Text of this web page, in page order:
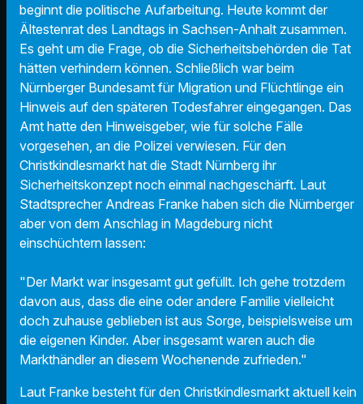
beginnt die politische Aufarbeitung. Heute kommt der
Ältestenrat des Landtags in Sachsen-Anhalt zusammen.
Es geht um die Frage, ob die Sicherheitsbehörden die Tat
hätten verhindern können. Schließlich war beim
Nürnberger Bundesamt für Migration und Flüchtlinge ein
Hinweis auf den späteren Todesfahrer eingegangen. Das
Amt hatte den Hinweisgeber, wie für solche Fälle
vorgesehen, an die Polizei verwiesen. Für den
Christkindlesmarkt hat die Stadt Nürnberg ihr
Sicherheitskonzept noch einmal nachgeschärft. Laut
Stadtsprecher Andreas Franke haben sich die Nürnberger
aber von dem Anschlag in Magdeburg nicht
einschüchtern lassen:
"Der Markt war insgesamt gut gefüllt. Ich gehe trotzdem
davon aus, dass die eine oder andere Familie vielleicht
doch zuhause geblieben ist aus Sorge, beispielsweise um
die eigenen Kinder. Aber insgesamt waren auch die
Markthändler an diesem Wochenende zufrieden."
Laut Franke besteht für den Christkindlesmarkt aktuell kein